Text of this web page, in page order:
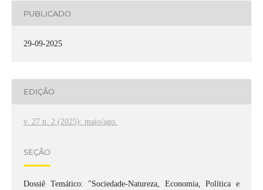
PUBLICADO
29-09-2025
EDIÇÃO
v. 27 n. 2 (2025): maio/ago.
SEÇÃO
Dossiê Temático: "Sociedade-Natureza, Economia, Política e